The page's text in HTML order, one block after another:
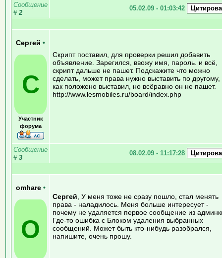
Сообщение
# 2
05.02.09 - 01:03:42
Сергей •
С
Участник
форума
Скрипт поставил, для проверки решил добавить
объявление. Зарегился, ввожу имя, пароль. и всё,
скрипт дальше не пашет. Подскажите что можно
сделать, может права нужно выставить по другому,
как положено выставил, но всёравно он не пашет.
http://www.lesmobiles.ru/board/index.php
Сообщение
# 3
08.02.09 - 11:17:28
omhare •
O
Сергей , У меня тоже не сразу пошло, стал менять
права - наладилось. Меня больше интересует -
почему не удаляется первое сообщение из
Где-то ошибка с Блоком удаления выбранных
сообщений. Может быть кто-нибудь разобрался,
напишите, очень прошу.